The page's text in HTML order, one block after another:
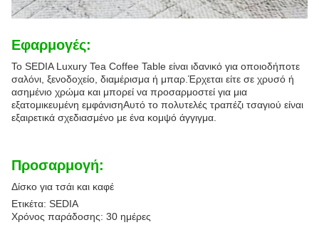
Εφαρμογές:
Το SEDIA Luxury Tea Coffee Table είναι ιδανικό για οποιοδήποτε
σαλόνι, ξενοδοχείο, διαμέρισμα ή μπαρ.Έρχεται είτε σε χρυσό ή
ασημένιο χρώμα και μπορεί να προσαρμοστεί για μια
εξατομικευμένη εμφάνισηΑυτό το πολυτελές τραπέζι τσαγιού είναι
εξαιρετικά σχεδιασμένο με ένα κομψό άγγιγμα.
Προσαρμογή:
Δίσκο για τσάι και καφέ
Ετικέτα: SEDIA
Χρόνος παράδοσης: 30 ημέρες